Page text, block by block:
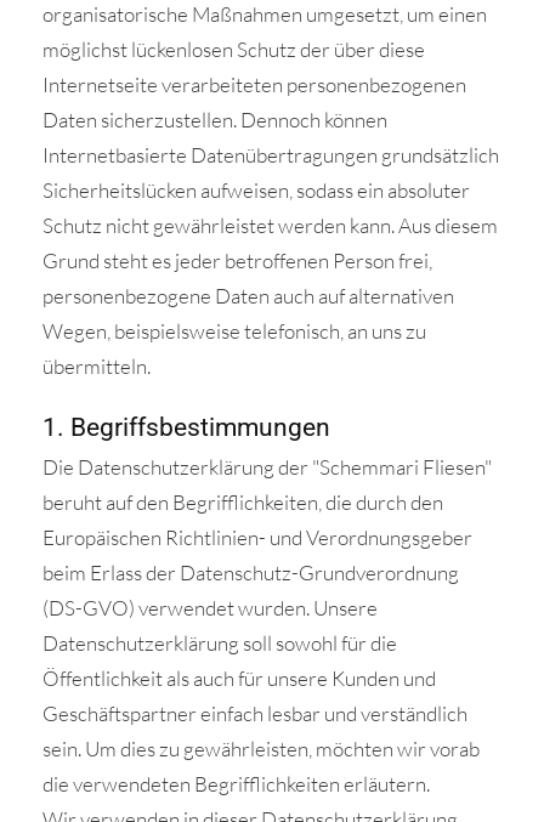
organisatorische Maßnahmen umgesetzt, um einen
möglichst lückenlosen Schutz der über diese
Internetseite verarbeiteten personenbezogenen
Daten sicherzustellen. Dennoch können
Internetbasierte Datenübertragungen grundsätzlich
Sicherheitslücken aufweisen, sodass ein absoluter
Schutz nicht gewährleistet werden kann. Aus diesem
Grund steht es jeder betroffenen Person frei,
personenbezogene Daten auch auf alternativen
Wegen, beispielsweise telefonisch, an uns zu
übermitteln.
1. Begriffsbestimmungen
Die Datenschutzerklärung der "Schemmari Fliesen"
beruht auf den Begrifflichkeiten, die durch den
Europäischen Richtlinien- und Verordnungsgeber
beim Erlass der Datenschutz-Grundverordnung
(DS-GVO) verwendet wurden. Unsere
Datenschutzerklärung soll sowohl für die
Öffentlichkeit als auch für unsere Kunden und
Geschäftspartner einfach lesbar und verständlich
sein. Um dies zu gewährleisten, möchten wir vorab
die verwendeten Begrifflichkeiten erläutern.